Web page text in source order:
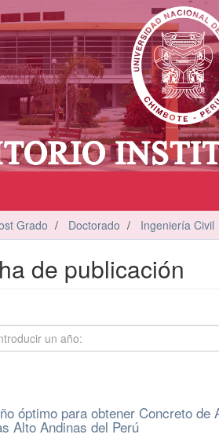
Grado Doctorado Ingeniería Civil
de publicación
óptimo para obtener Concreto
Alto Andinas del Perú